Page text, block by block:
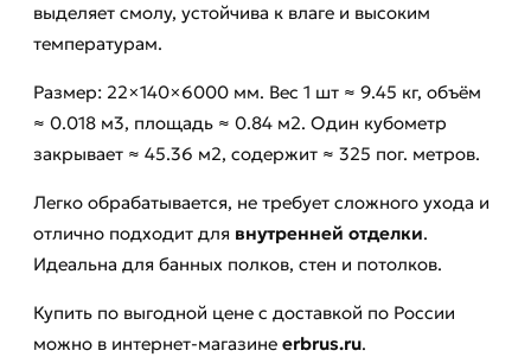
выделяет смолу, устойчива к влаге и высоким
температурам.
Размер: 22×140×6000 мм. Вес 1 шт ≈ 9.45 кг, объём
≈ 0.018 м3, площадь ≈ 0.84 м2. Один кубометр
закрывает ≈ 45.36 м2, содержит ≈ 325 пог. метров.
Легко обрабатывается, не требует сложного ухода и
отлично подходит для внутренней отделки.
Идеальна для банных полков, стен и потолков.
Купить по выгодной цене с доставкой по России
можно в интернет-магазинеerbrus.ru.